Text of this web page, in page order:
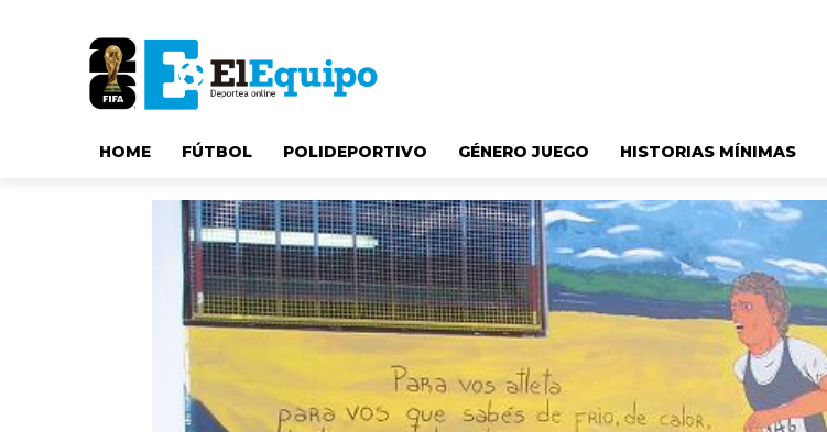
HOME FÚTBOL POLIDEPORTIVO GÉNERO JUEGO HISTORIAS MÍNIMAS